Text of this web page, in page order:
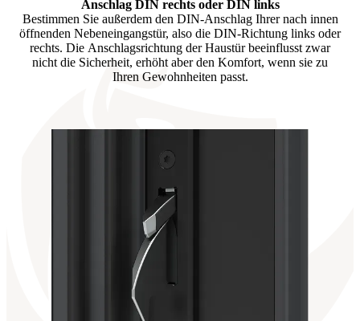
Anschlag DIN rechts oder DIN links
Bestimmen Sie außerdem den DIN-Anschlag Ihrer nach innen
öffnenden Nebeneingangstür, also die DIN-Richtung links oder
rechts. Die Anschlagsrichtung der Haustür beeinflusst zwar
nicht die Sicherheit, erhöht aber den Komfort, wenn sie zu
Ihren Gewohnheiten passt.